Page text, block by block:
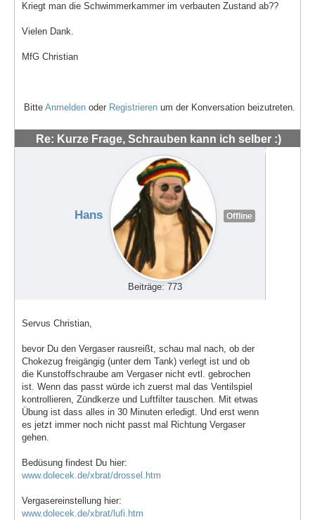
Kriegt man die Schwimmerkammer im verbauten Zustand ab??
Vielen Dank.
MfG Christian
Bitte Anmelden oder Registrieren um der Konversation beizutreten.
Re: Kurze Frage, Schrauben kann ich selber :)
#48536
Hans Offline
Beiträge: 773
Servus Christian,
bevor Du den Vergaser rausreißt, schau mal nach, ob der
Chokezug freigängig (unter dem Tank) verlegt ist und ob
die Kunstoffschraube am Vergaser nicht evtl. gebrochen
ist. Wenn das passt würde ich zuerst mal das Ventilspiel
kontrollieren, Zündkerze und Luftfilter tauschen. Mit etwas
Übung ist dass alles in 30 Minuten erledigt. Und erst wenn
es jetzt immer noch nicht passt mal Richtung Vergaser
gehen.
Bedüsung findest Du hier:
www.dolecek.de/xbrat/drossel.htm
Vergasereinstellung hier:
www.dolecek.de/xbrat/lufi.htm